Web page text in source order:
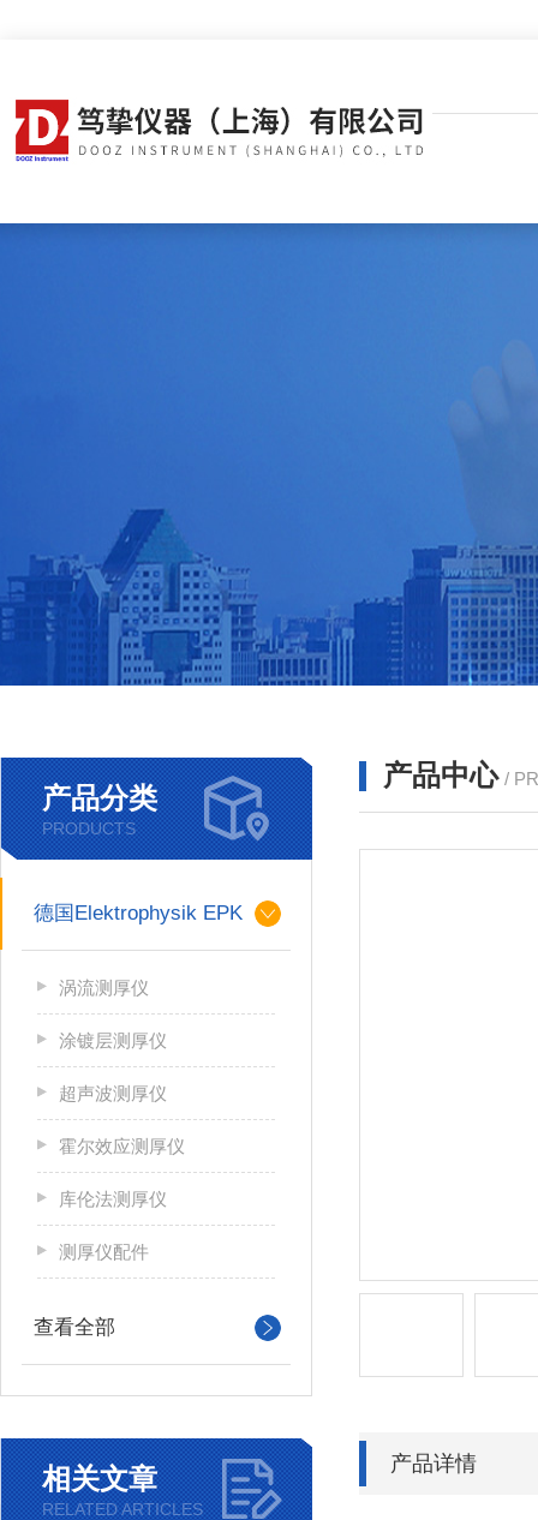
产品分类
PRODUCTS
德国Elektrophysik EPK
涡流测厚仪
涂镀层测厚仪
超声波测厚仪
霍尔效应测厚仪
库伦法测厚仪
测厚仪配件
查看全部
相关文章
RELATED ARTICLES
产品中心 /
产品详情